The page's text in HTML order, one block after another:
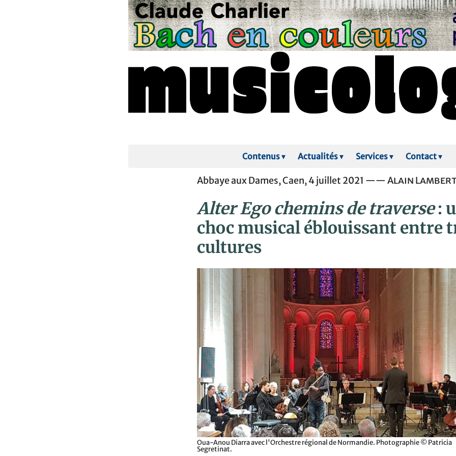
Contenus▾ Actualités▾ Services▾ Contact▾
Abbaye aux Dames, Caen, 4 juillet 2021 —— Alain
Alter Ego chemins de traverse:
choc musical éblouissant entre
cultures
Oua-Anou Diarra avec l'Orchestre régional de Normandie. Photographie © Patricia
Segretinat.